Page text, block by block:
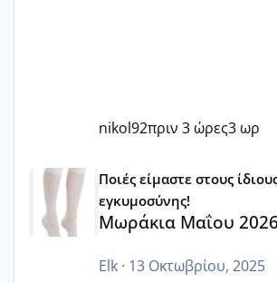
nikol92πριν 3 ώρες3 ωρ
Μωράκια Μαΐου 2026 🌸🌻🌹
Ποιές είμαστε στους
εγκυμοσύνης!
Μωράκια Μαΐου
Elk· 13 Οκτωβρίου, 2025